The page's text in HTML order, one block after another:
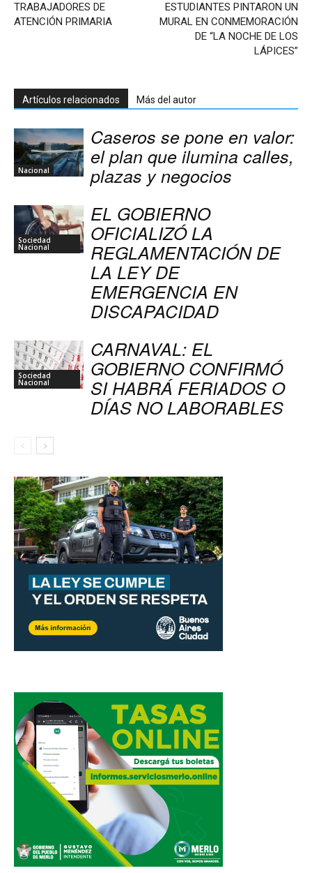
TRABAJADORES DE
ATENCIÓN PRIMARIA
ESTUDIANTES PINTARON UN
MURAL EN CONMEMORACIÓN
DE “LA NOCHE DE LOS
LÁPICES”
Artículos relacionados Más del autor
Nacional
Caseros se pone en valor:
el plan que ilumina calles,
plazas y negocios
Sociedad
Nacional
EL GOBIERNO
OFICIALIZÓ LA
REGLAMENTACIÓN DE
LA LEY DE
EMERGENCIA EN
DISCAPACIDAD
Sociedad
Nacional
CARNAVAL: EL
GOBIERNO CONFIRMÓ
SI HABRÁ FERIADOS O
DÍAS NO LABORABLES